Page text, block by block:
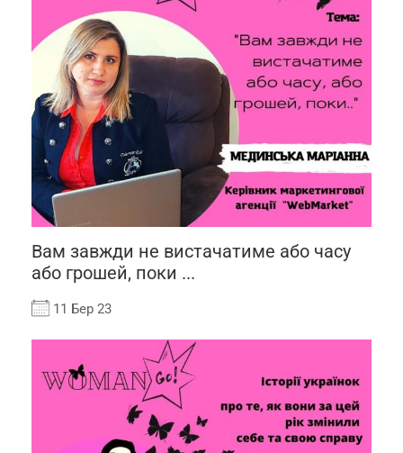
Вам завжди не вистачатиме або часу
або грошей, поки ...
11 Бер 23